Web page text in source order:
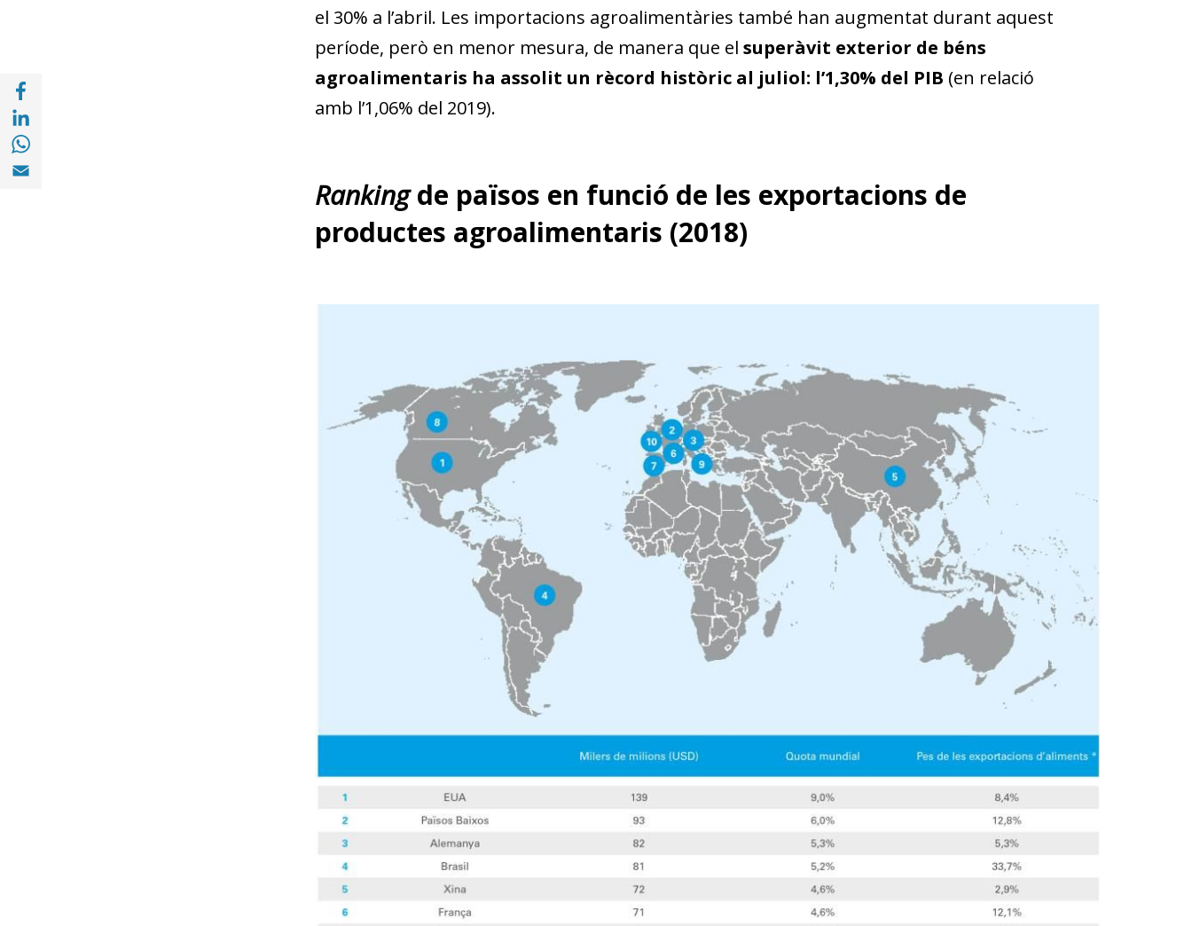
Compartir a Facebook (opens in a new window)
Compartir a with Linkedin (opens in a new window)
el 30% a l’abril. Les importacions agroalimentàries també han augmentat durant aquest
període, però en menor mesura, de manera que el superàvit exterior de béns
agroalimentaris ha assolit un rècord històric al juliol: l’1,30% del PIB (en relació
amb l’1,06% del 2019).
Rankingde països en funció de les exportacions de
productes agroalimentaris (2018)